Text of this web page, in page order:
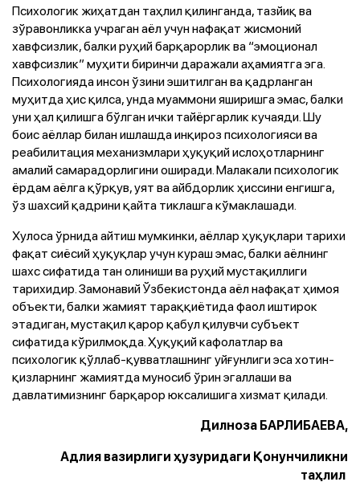
Психологик жиҳатдан таҳлил қилинганда, тазйиқ ва
зўравонликка учраган аёл учун нафақат жисмоний
хавфсизлик, балки руҳий барқарорлик ва “эмоционал
хавфсизлик” муҳити биринчи даражали аҳамиятга эга.
Психологияда инсон ўзини эшитилган ва қадрланган
муҳитда ҳис қилса, унда муаммони яширишга эмас, балки
уни ҳал қилишга бўлган ички тайёргарлик кучаяди. Шу
боис аёллар билан ишлашда инқироз психологияси ва
реабилитация механизмлари ҳуқуқий ислоҳотларнинг
амалий самарадорлигини оширади. Малакали психологик
ёрдам аёлга қўрқув, уят ва айбдорлик ҳиссини енгишга,
ўз шахсий қадрини қайта тиклашга кўмаклашади.
Хулоса ўрнида айтиш мумкинки, аёллар ҳуқуқлари тарихи
фақат сиёсий ҳуқуқлар учун кураш эмас, балки аёлнинг
шахс сифатида тан олиниши ва руҳий мустақиллиги
тарихидир. Замонавий Ўзбекистонда аёл нафақат ҳимоя
объекти, балки жамият тараққиётида фаол иштирок
этадиган, мустақил қарор қабул қилувчи субъект
сифатида кўрилмоқда. Ҳуқуқий кафолатлар ва
психологик қўллаб-қувватлашнинг уйғунлиги эса хотин-
қизларнинг жамиятда муносиб ўрин эгаллаши ва
давлатимизнинг барқарор юксалишига хизмат қилади.
Дилноза БАРЛИБАЕВА,
Адлия вазирлиги ҳузуридаги Қонунчиликни
таҳлил